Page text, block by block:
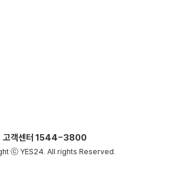
고객센터 1544-3800
ⓒ YES24. All rights Reserved.